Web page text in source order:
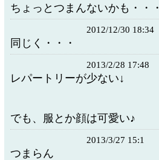
ちょっとつまんないかも・・・
2012/12/30 18:34
同じく・・・
2013/2/28 17:48
レパートリーが少ない↓
でも、服とか顔は可愛い♪
2013/3/27 15:1
つまらん